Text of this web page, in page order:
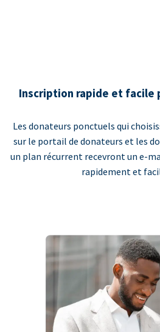
Inscription rapide et facile
Les donateurs ponctuels qui
sur le portail de donateurs et les
un plan récurrent recevront un e-
rapidement et